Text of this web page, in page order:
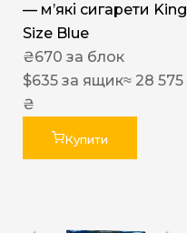
— м’які сигарети King
Size Blue
₴670 за блок
$635 за ящик≈ 28 575
₴
Купити